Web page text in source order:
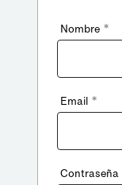
Nombre *
Email *
Contraseña